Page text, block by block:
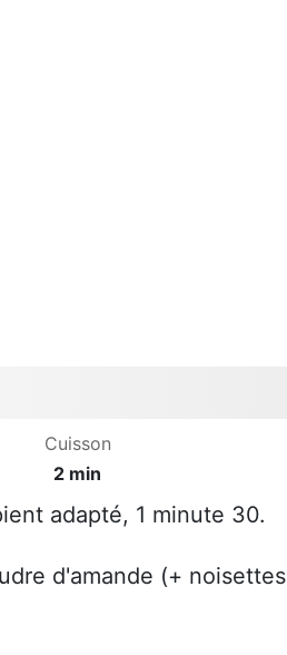
Cuisson
2 min
adapté, 1 minute 30.
d'amande (+ noisettes